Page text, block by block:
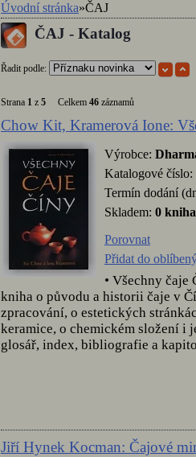
Úvodní stránka»ČAJ
ČAJ - Katalog
Řadit podle:
Strana 1 z 5 Celkem 46 záznamů
Chow Kit, Kramerová Ione:
Výrobce:
Katalogové číslo:
Termín dodání
Skladem: 0 kniha
Porovnat
Přidat do
• Všechny
kniha o původu a historii čaje v
zpracování, o estetických
keramice, o chemickém složení i
glosář, index, bibliografie a
Jiří Hynek Kocman: Čajové